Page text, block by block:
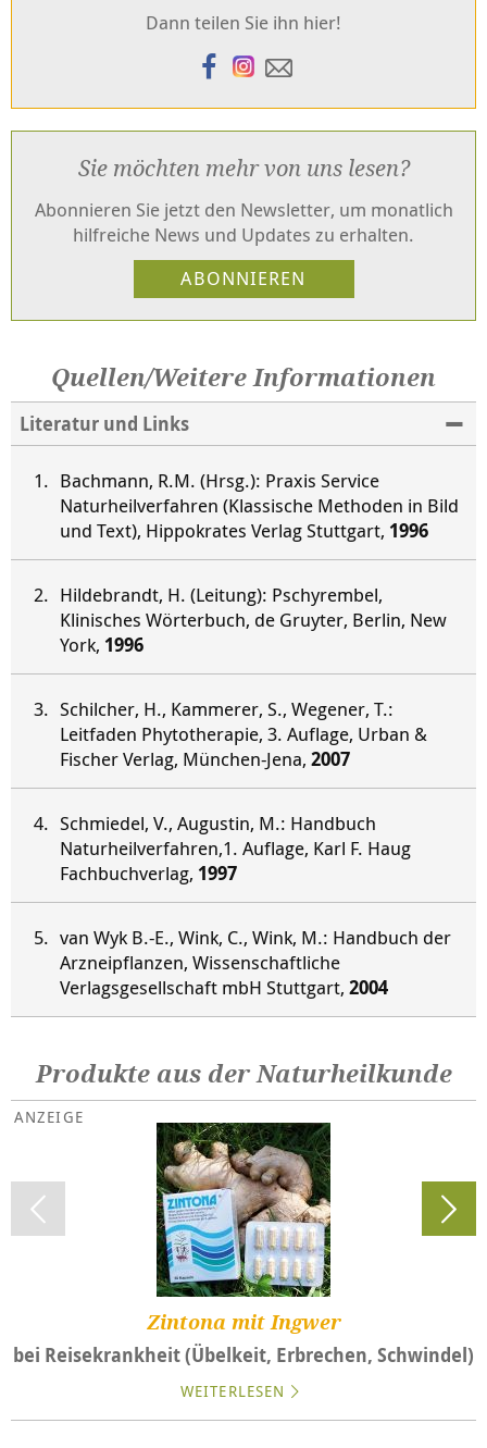
Dann teilen Sie ihn hier!
Sie möchten mehr von uns lesen?
Abonnieren Sie jetzt den Newsletter, um monatlich
hilfreiche News und Updates zu erhalten.
Quellen/Weitere Informationen
Literatur und Links
Bachmann, R.M. (Hrsg.): Praxis Service
Naturheilverfahren (Klassische Methoden in Bild
und Text), Hippokrates Verlag Stuttgart, 1996
Hildebrandt, H. (Leitung): Pschyrembel,
Klinisches Wörterbuch, de Gruyter, Berlin, New
York, 1996
Schilcher, H., Kammerer, S., Wegener, T.:
Leitfaden Phytotherapie, 3. Auflage, Urban &
Fischer Verlag, München-Jena, 2007
Schmiedel, V., Augustin, M.: Handbuch
Naturheilverfahren,1. Auflage, Karl F. Haug
Fachbuchverlag, 1997
van Wyk B.-E., Wink, C., Wink, M.: Handbuch der
Arzneipflanzen, Wissenschaftliche
Verlagsgesellschaft mbH Stuttgart, 2004
Produkte aus der Naturheilkunde
Zintona mit Ingwer
bei Reisekrankheit (Übelkeit, Erbrechen, Schwindel)
WEITERLESEN